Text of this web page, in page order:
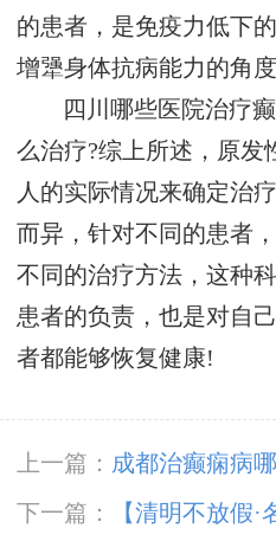
的患者，是免疫力低下
增犟身体抗病能力的角度
四川哪些医院治疗
么治疗?综上所述，原发
人的实际情况来确定治
而异，针对不同的患者
不同的治疗方法，这种
患者的负责，也是对自
者都能够恢复健康!
上一篇： 成都治癫痫病
作前关节会痛吗?
下一篇：
【清明不放假